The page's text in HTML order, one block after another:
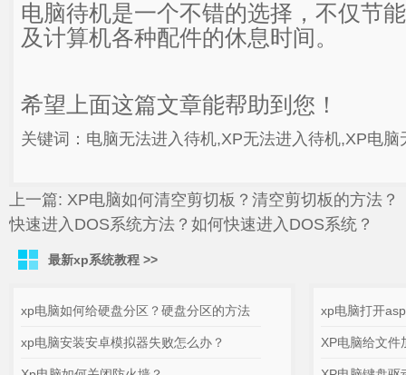
电脑待机是一个不错的选择，不仅节
及计算机各种配件的休息时间。
希望上面这篇文章能帮助到您！
关键词：电脑无法进入待机,XP无法进入待机,XP电脑
上一篇: XP电脑如何清空剪切板？清空剪切板的方法？
快速进入DOS系统方法？如何快速进入DOS系统？
最新xp系统教程 >>
xp电脑如何给硬盘分区？硬盘分区的方法
xp电脑安装安卓模拟器失败怎么办？
xp电脑打开
XP电脑给文件